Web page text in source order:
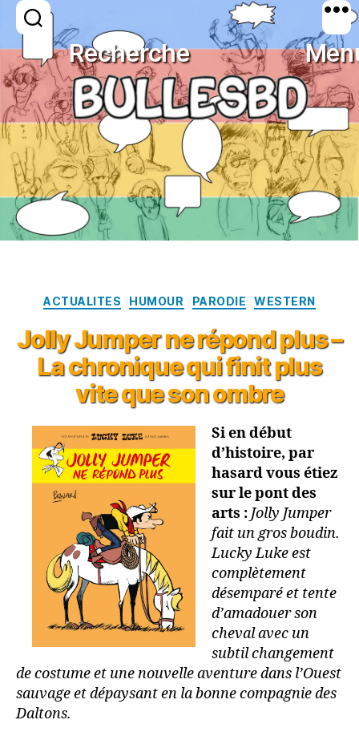
Recherche
BULLESBD
Catégorie :parodie
Catégories
ACTUALITES HUMOUR PARODIE WESTERN
Jolly Jumper ne répond plus –
La chronique qui finit plus
vite que son ombre
Si en début
d’histoire, par
hasard vous étiez
sur le pont des
arts : Jolly Jumper
fait un gros boudin.
Lucky Luke est
complètement
désemparé et tente
d’amadouer son
cheval avec un
subtil changement
de costume et une nouvelle aventure dans l’Ouest
sauvage et dépaysant en la bonne compagnie des
Daltons.